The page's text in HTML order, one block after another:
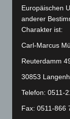
November 2025
Oktober 2025
(103)
Mai 2025 (112)
April 2025(88)
Europäischen
anderer
Charakter ist:
Carl-Marcus
Reuterdamm
30853
Telefon: 0511-
Fax: 0511-866